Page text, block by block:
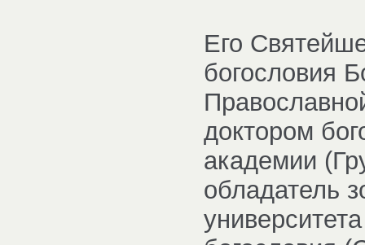
Его
богословия
доктором
академии
обладатель